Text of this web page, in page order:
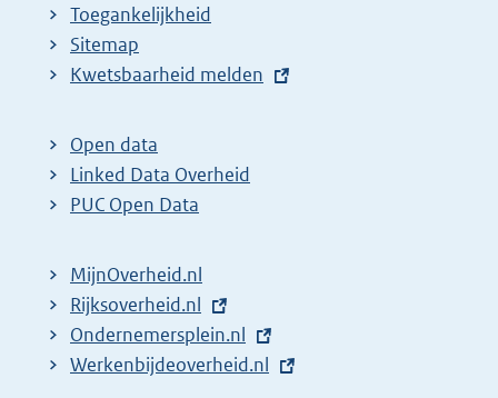
Toegankelijkheid
Sitemap
E
t
e
r
l
i
n
k
Kwetsbaarheid melden
Open data
Linked Data Overheid
PUC Open Data
MijnOverheid.nl
E
x
t
Rijksoverheid.nl
E
x
Ondernemersplein.nl
E
Werkenbijdeoverheid.nl